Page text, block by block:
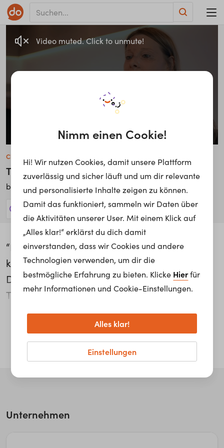
Video muted. Click to unmute!
Claudia Berthold
Triebfahrzeugführerin
bei ÖBB
19 Jobs anzeigen!
“Dass man bei manchen Zügen bis zu 230
km/h fahren darf”, ist eines der coolsten
Dinge an Claudia Bertholds Job als
Triebfahrzeugführerin bei den ÖBB. Die
gelernte Konditorin wollte viel unterwegs sein
und lernte in der 11-monatigen Ausbildung
alles von Grund auf: “Man muss sich lange
konzentrieren können, man muss genau
arbeiten und sehr auf Sicherheit bedacht
weiterlesen...
Unternehmen
Nimm einen Cookie!
Hi! Wir nutzen Cookies, damit unsere Plattform
zuverlässig und sicher läuft und um dir relevante
und personalisierte Inhalte zeigen zu können.
Damit das funktioniert, sammeln wir Daten über
die Aktivitäten unserer User. Mit einem Klick auf
„Alles klar!“ erklärst du dich damit
einverstanden, dass wir Cookies und andere
Technologien verwenden, um dir die
bestmögliche Erfahrung zu bieten. Klicke Hierfür
mehr Informationen und Cookie-Einstellungen.
Einstellungen
Alles klar!